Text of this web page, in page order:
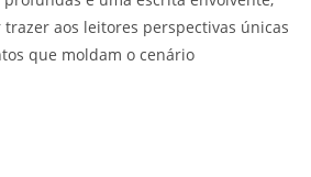
aos leitores perspectivas únicas
que moldam o cenário